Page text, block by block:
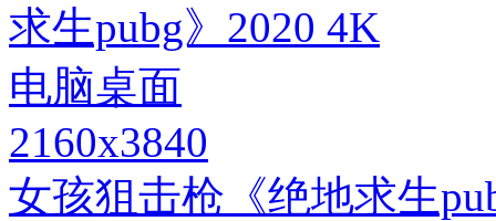
2160x3840
女孩狙击枪《绝地求生